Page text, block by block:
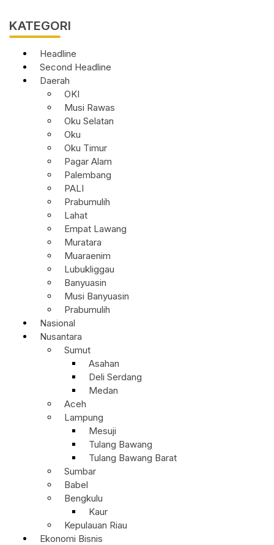
KATEGORI
Headline
Second Headline
Daerah
OKI
Musi Rawas
Oku Selatan
Oku
Oku Timur
Pagar Alam
Palembang
PALI
Prabumulih
Lahat
Empat Lawang
Muratara
Muaraenim
Lubukliggau
Banyuasin
Musi Banyuasin
Prabumulih
Nasional
Nusantara
Sumut
Asahan
Deli Serdang
Medan
Aceh
Lampung
Mesuji
Tulang Bawang
Tulang Bawang Barat
Sumbar
Babel
Bengkulu
Kaur
Kepulauan Riau
Ekonomi Bisnis